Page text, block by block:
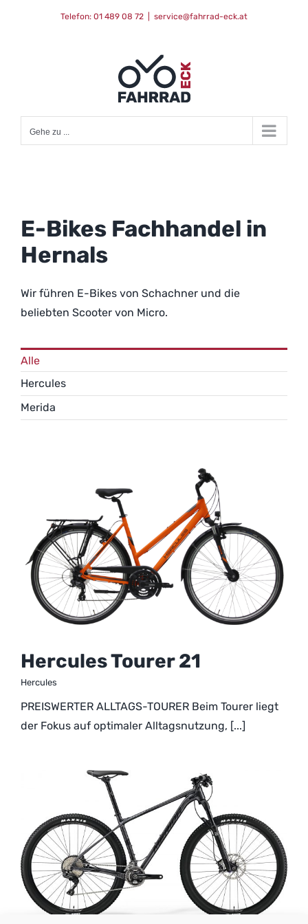
Telefon: 01 489 08 72 service@fahrrad-eck.at
Gehe zu ...
E-Bikes Fachhandel in
Hernals
Wir führen E-Bikes von Schachner und die
beliebten Scooter von Micro.
Alle
Hercules
Merida
Hercules Tourer 21
Hercules
PREISWERTER ALLTAGS-TOURER Beim Tourer liegt
der Fokus auf optimaler Alltagsnutzung, [...]